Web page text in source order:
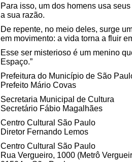
Para isso, um dos homens usa
a sua razão.
De repente, no meio deles, surge
em movimento: a vida torna a fluir
Esse ser misterioso é um menino
Espaço.”
Prefeitura do Município de São
Prefeito Mário Covas
Secretaria Municipal de Cultura
Secretário Fábio Magalhães
Centro Cultural São Paulo
Diretor Fernando Lemos
Centro Cultural São Paulo
Rua Vergueiro, 1000 (Metrô